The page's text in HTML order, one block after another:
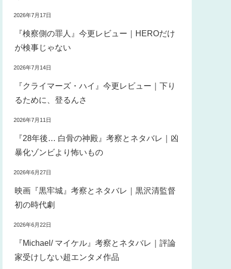
2026年7月17日
『検察側の罪人』今更レビュー｜HEROだけ
が検事じゃない
2026年7月14日
『クライマーズ・ハイ』今更レビュー｜下り
るために、登るんさ
2026年7月11日
『28年後… 白骨の神殿』考察とネタバレ｜凶
暴化ゾンビより怖いもの
2026年6月27日
映画『黒牢城』考察とネタバレ｜黒沢清監督
初の時代劇
2026年6月22日
『Michael/ マイケル』考察とネタバレ｜評論
家受けしない超エンタメ作品